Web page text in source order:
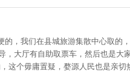
，我们在县城旅游集散中心取
大厅有自助取票车，然后也是
个毋庸置疑，婺源人民也是亲